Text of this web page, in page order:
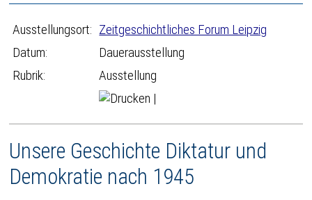
Ausstellungsort: Zeitgeschichtliches Forum Leipzig
Datum:
Dauerausstellung
Rubrik:
Ausstellung
|
Unsere Geschichte Diktatur und
Demokratie nach 1945